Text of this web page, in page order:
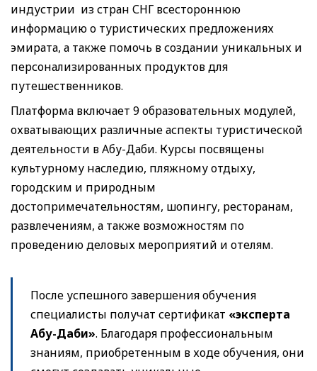
индустрии из стран СНГ всестороннюю
информацию о туристических предложениях
эмирата, а также помочь в создании уникальных и
персонализированных продуктов для
путешественников.
Платформа включает 9 образовательных модулей,
охватывающих различные аспекты туристической
деятельности в Абу-Даби. Курсы посвящены
культурному наследию, пляжному отдыху,
городским и природным
достопримечательностям, шопингу, ресторанам,
развлечениям, а также возможностям по
проведению деловых мероприятий и отелям.
После успешного завершения обучения
специалисты получат сертификат «эксперта
Абу-Даби». Благодаря профессиональным
знаниям, приобретенным в ходе обучения, они